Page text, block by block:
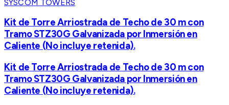
SYSCOM TOWERS
Kit de Torre Arriostrada de Techo de 30 m con
Tramo STZ30G Galvanizada por Inmersión en
Caliente (No incluye retenida).
Kit de Torre Arriostrada de Techo de 30 m con
Tramo STZ30G Galvanizada por Inmersión en
Caliente (No incluye retenida).